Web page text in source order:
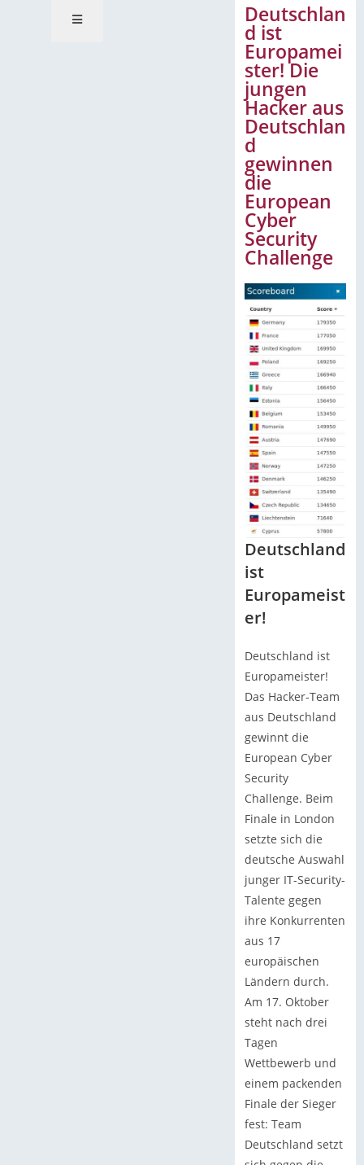
Deutschlan
d ist
Europamei
ster! Die
jungen
Hacker aus
Deutschlan
d
gewinnen
die
European
Cyber
Security
Challenge
Deutschland
ist
Europameist
er!
Deutschland ist
Europameister!
Das Hacker-Team
aus Deutschland
gewinnt die
European Cyber
Security
Challenge. Beim
Finale in London
setzte sich die
deutsche Auswahl
junger IT-Security-
Talente gegen
ihre Konkurrenten
aus 17
europäischen
Ländern durch.
Am 17. Oktober
steht nach drei
Tagen
Wettbewerb und
einem packenden
Finale der Sieger
fest: Team
Deutschland setzt